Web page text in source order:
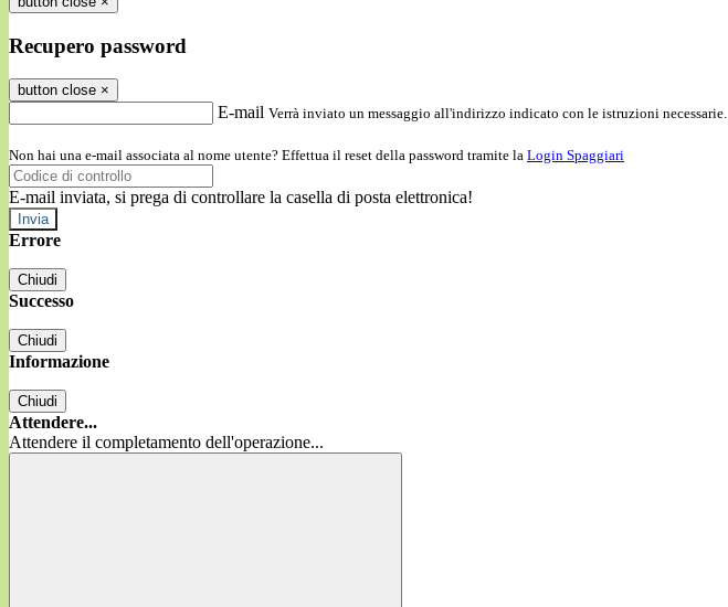
Recupero password
button close ×
E-mail Verrà inviato un messaggio all'indirizzo indicato con le istruzioni necessarie.
Non hai una e-mail associata al nome utente? Effettua il reset della password tramite la Login Spaggiari
E-mail inviata, si prega di controllare la casella di posta elettronica!
Errore
Chiudi
Successo
Chiudi
Informazione
Chiudi
Attendere...
Attendere il completamento dell'operazione...